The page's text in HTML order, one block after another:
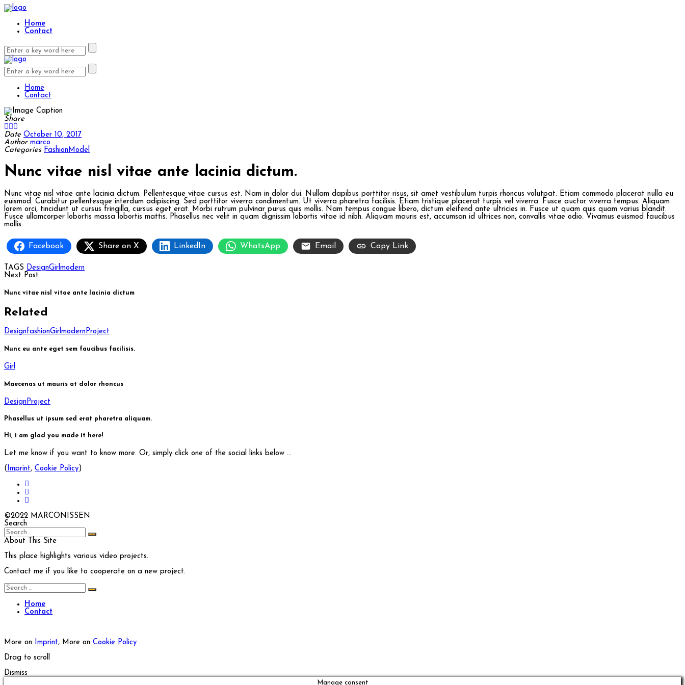
Home
Contact
Home
Contact
Share
Date October 10, 2017
Author marco
Categories FashionModel
Nunc vitae nisl vitae ante lacinia dictum.
Nunc vitae nisl vitae ante lacinia dictum. Pellentesque vitae cursus est. Nam in dolor dui. Nullam dapibus porttitor risus, sit amet vestibulum turpis rhoncus volutpat. Etiam commodo placerat nulla eu
euismod. Curabitur pellentesque interdum adipiscing. Sed porttitor viverra condimentum. Ut viverra pharetra facilisis. Etiam tristique placerat turpis vel viverra. Fusce auctor viverra tempus. Aliquam
lorem orci, tincidunt ut cursus fringilla, cursus eget erat. Morbi rutrum pulvinar purus quis mollis. Nam tempus congue libero, dictum eleifend ante ultricies in. Fusce ut quam quis quam varius blandit.
Fusce ullamcorper lobortis massa lobortis mattis. Phasellus nec velit in quam dignissim lobortis vitae id nibh. Aliquam mauris est, accumsan id ultrices non, convallis vitae odio. Vivamus euismod faucibus
mollis.
Facebook Share on X LinkedIn WhatsApp Email Copy Link
TAGS DesignGirlmodern
Next Post
Nunc vitae nisl vitae ante lacinia dictum
Related
DesignfashionGirlmodernProject
Nunc eu ante eget sem faucibus facilisis.
Girl
Maecenas ut mauris at dolor rhoncus
Design Project
Phasellus ut ipsum sed erat pharetra aliquam.
Hi, i am glad you made it here!
Let me know if you want to know more. Or, simply click one of the social links below ...
( Imprint, Cookie Policy )
©2022 MARCONISSEN
Search
Search
About This Site
This place highlights various video projects.
Contact me if you like to cooperate on a new project.
Search
Home
Contact
More on Imprint, More on Cookie Policy
Drag to scroll
Dismiss
Manage consent